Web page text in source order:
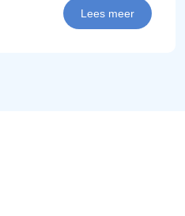
Lees meer